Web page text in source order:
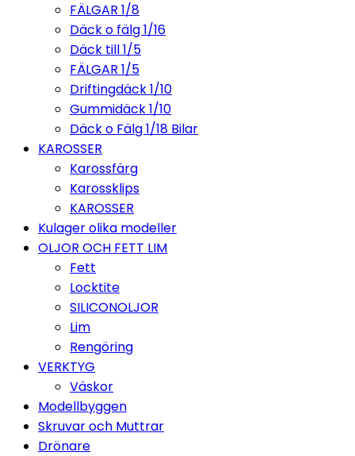
FÄLGAR 1/8
Däck o fälg 1/16
Däck till 1/5
FÄLGAR 1/5
Driftingdäck 1/10
Gummidäck 1/10
Däck o Fälg 1/18 Bilar
KAROSSER
Karossfärg
Karossklips
KAROSSER
Kulager olika modeller
OLJOR OCH FETT LIM
Fett
Locktite
SILICONOLJOR
Lim
Rengöring
VERKTYG
Väskor
Modellbyggen
Skruvar och Muttrar
Drönare